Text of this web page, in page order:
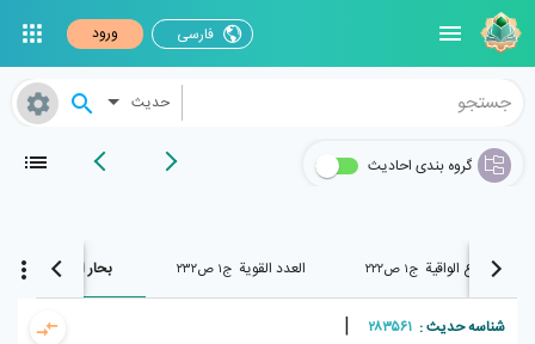
فارسی ورود
حدیث
گروه بندی احادیث
الدروع الواقية ج۱ ص۲۲۲ العدد القویة ج۱ ص۲۳۲ بحار الأنوار
شناسه حدیث : ۲۸۳۵۶۱ |